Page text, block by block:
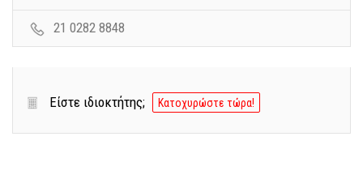
21 0282 8848
Είστε ιδιοκτήτης; Κατοχυρώστε τώρα!